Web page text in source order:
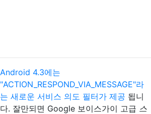
Android 4.3에는
"ACTION_RESPOND_VIA_MESSAGE"라
는 새로운 서비스 의도 필터가 제공 됩니
다. 잘만되면 Google 보이스가이 고급 스